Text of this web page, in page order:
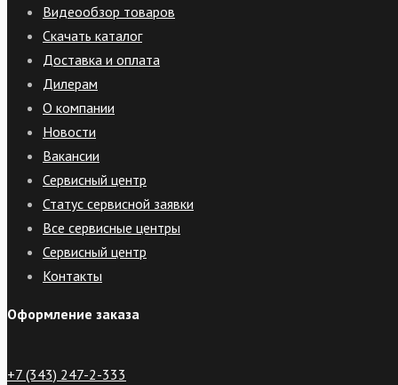
Видеообзор товаров
Скачать каталог
Доставка и оплата
Дилерам
О компании
Новости
Вакансии
Сервисный центр
Статус сервисной заявки
Все сервисные центры
Сервисный центр
Контакты
Оформление заказа
+7 (343) 247-2-333